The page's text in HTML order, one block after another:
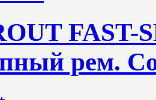
FAST-
рем.